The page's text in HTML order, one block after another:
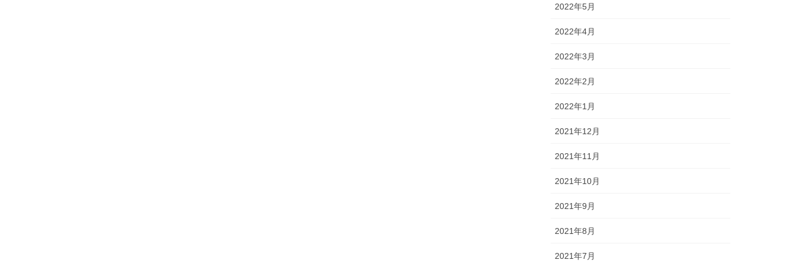
2022年5月
2022年4月
2022年3月
2022年2月
2022年1月
2021年12月
2021年11月
2021年10月
2021年9月
2021年8月
2021年7月